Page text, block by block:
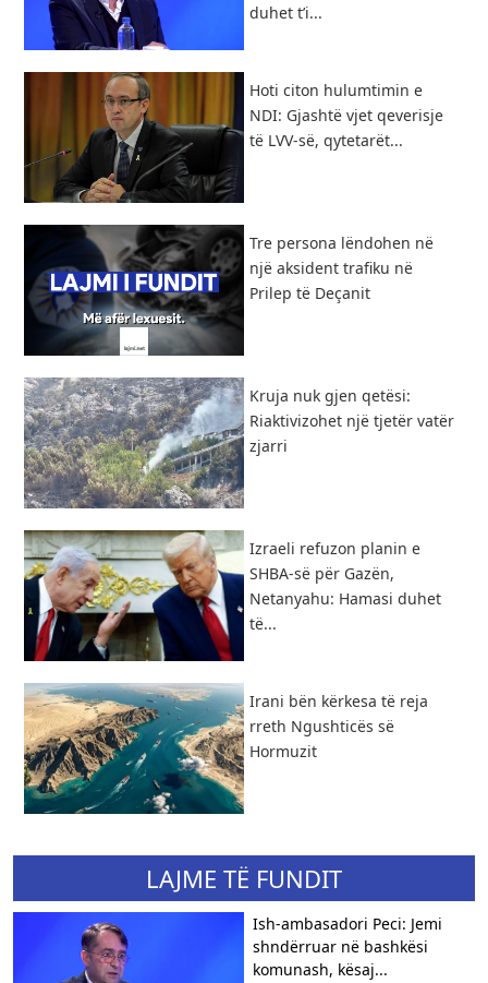
duhet t’i...
Hoti citon hulumtimin e
NDI: Gjashtë vjet qeverisje
të LVV-së, qytetarët...
Tre persona lëndohen në
një aksident trafiku në
Prilep të Deçanit
Kruja nuk gjen qetësi:
Riaktivizohet një tjetër vatër
zjarri
Izraeli refuzon planin e
SHBA-së për Gazën,
Netanyahu: Hamasi duhet
të...
​Irani bën kërkesa të reja
rreth Ngushticës së
Hormuzit
LAJME TË FUNDIT
Ish-ambasadori Peci: Jemi
shndërruar në bashkësi
komunash, kësaj...